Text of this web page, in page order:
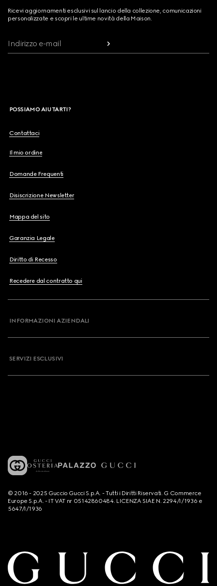
Ricevi aggiornamenti esclusivi sul lancio della collezione, comunicazioni
personalizzate e scopri le ultime novità della Maison.
Indirizzo e-mail
POSSIAMO AIUTARTI?
Contattaci
Il mio ordine
Domande Frequenti
Disiscrizione Newsletter
Mappa del sito
Garanzia Legale
Diritto di Recesso
Recedere dal contratto qui
INFORMAZIONI AZIENDALI
SERVIZI ESCLUSIVI
© 2016 - 2025 Guccio Gucci S.p.A. - Tutti i Diritti Riservati. G Commerce
Europe S.p.A. - IT VAT nr 05142860484. LICENZA SIAE N. 2294/I/1936 e
5647/I/1936